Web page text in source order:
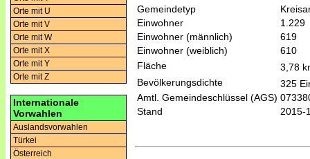
Orte mit U
Orte mit V
Orte mit W
Orte mit X
Orte mit Y
Orte mit Z
Internationale
Vorwahlen
Auslandsvorwahlen
Türkei
Österreich
Gemeindetyp
Einwohner
1.229
Einwohner (männlich)
619
Einwohner (weiblich)
610
Fläche
3,78
Bevölkerungsdichte
325
Amtl. Gemeindeschlüssel (AGS)
Stand
2015-